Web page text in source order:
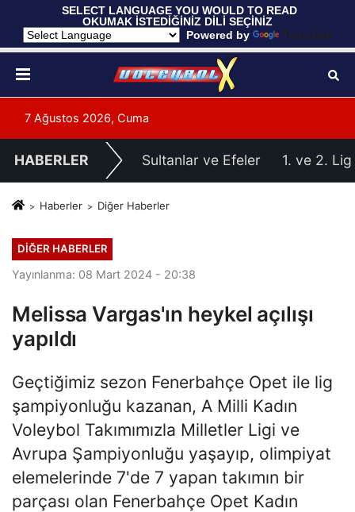
SELECT LANGUAGE YOU WOULD TO READ
OKUMAK İSTEDİĞİNİZ DİLİ SEÇİNİZ
Powered by
Translate
7 Ağustos 2026, Cuma
HABERLER Sultanlar ve Efeler 1. ve 2. Lig
Haberler Diğer Haberler
DIĞER HABERLER
Yayınlanma: 08 Mart 2024 - 20:38
Melissa Vargas'ın heykel açılışı
yapıldı
Geçtiğimiz sezon Fenerbahçe Opet ile lig
şampiyonluğu kazanan, A Milli Kadın
Voleybol Takımımızla Milletler Ligi ve
Avrupa Şampiyonluğu yaşayıp, olimpiyat
elemelerinde 7'de 7 yapan takımın bir
parçası olan Fenerbahçe Opet Kadın